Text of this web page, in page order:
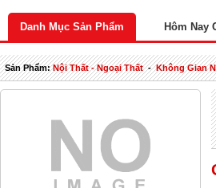
Danh Mục Sản Phẩm Hôm Nay
Sản Phẩm:Nội Thất - Ngoại Thất-Không Gian